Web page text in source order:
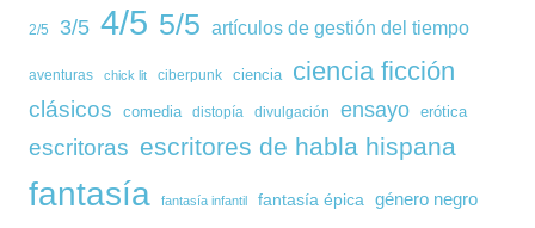
2/5 3/5 4/5 5/5 artículos de gestión del tiempo
aventuras chick lit ciberpunk ciencia ciencia ficción
clásicos comedia distopía divulgación ensayo erótica
escritoras escritores de habla hispana
fantasía fantasía infantil fantasía épica género negro